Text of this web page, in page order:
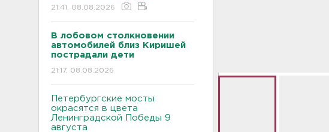
21:41, 08.08.2026
В лобовом столкновении
автомобилей близ Киришей
пострадали дети
21:17, 08.08.2026
Петербургские мосты
окрасятся в цвета
Ленинградской Победы 9
августа